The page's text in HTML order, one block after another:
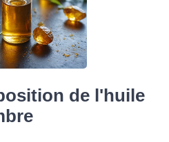
de l'huile